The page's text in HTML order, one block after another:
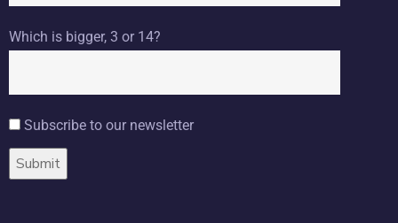
Which is bigger, 3 or 14?
Subscribe to our newsletter